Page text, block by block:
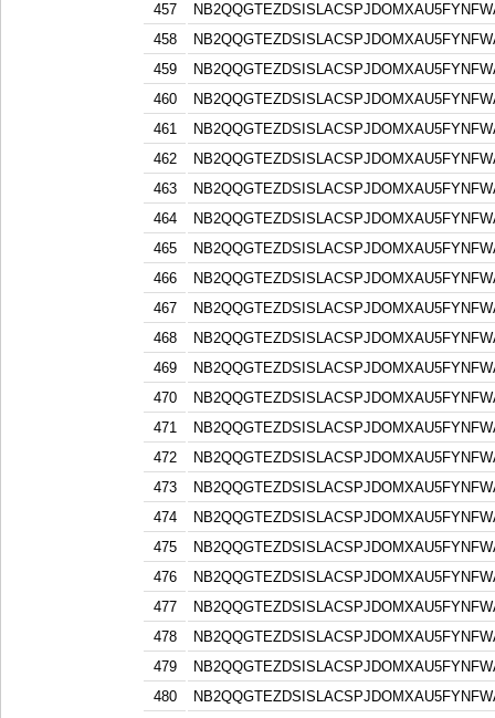
457
458
459
460
461
462
463
464
465
466
467
468
469
470
471
472
473
474
475
476
477
478
479
480